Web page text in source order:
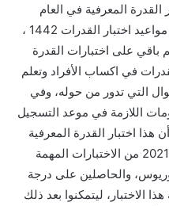
القدرة المعرفية في العام
الجديد ١٤٤٢، وحنا سوف نوضح لكم مواعيد اختبار القدرات 1442 ،
باقي على اختبارات القدرة
في اكساب الأفراد وتعلم
التي تدور من حوله، وفي
اللازمة في موعد التسجيل
المعرفية 1442، حيث أن هذا اختبار القدرة المعرفية
ماهو ، موعد اختبار القدرة المعرفية 2021 من الاختبارات المهمة
والحاصلين على درجة
الاختبار، ليتمكنوا بعد ذلك